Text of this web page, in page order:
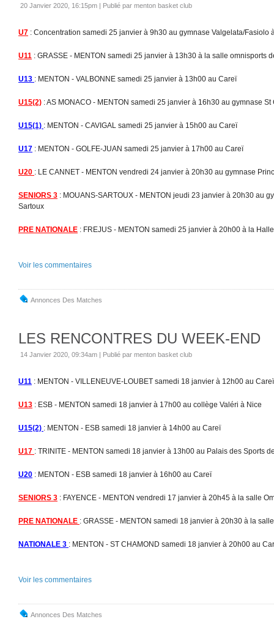
20 Janvier 2020, 16:15pm | Publié par menton basket club
U7 : Concentration samedi 25 janvier à 9h30 au gymnase Valgelata/Fasiolo
U11 : GRASSE - MENTON samedi 25 janvier à 13h30 à la salle omnisports
U13 : MENTON - VALBONNE samedi 25 janvier à 13h00 au Careï
U15(2) : AS MONACO - MENTON samedi 25 janvier à 16h30 au gymnase
U15(1) : MENTON - CAVIGAL samedi 25 janvier à 15h00 au Careï
U17 : MENTON - GOLFE-JUAN samedi 25 janvier à 17h00 au Careï
U20 : LE CANNET - MENTON vendredi 24 janvier à 20h30 au gymnase
SENIORS 3 : MOUANS-SARTOUX - MENTON jeudi 23 janvier à 20h30 au
Sartoux
PRE NATIONALE : FREJUS - MENTON samedi 25 janvier à 20h00 à la
Voir les commentaires
Annonces Des Matches
LES RENCONTRES DU WEEK-END
14 Janvier 2020, 09:34am | Publié par menton basket club
U11 : MENTON - VILLENEUVE-LOUBET samedi 18 janvier à 12h00 au Careï
U13 : ESB - MENTON samedi 18 janvier à 17h00 au collège Valéri à Nice
U15(2) : MENTON - ESB samedi 18 janvier à 14h00 au Careï
U17 : TRINITE - MENTON samedi 18 janvier à 13h00 au Palais des Sports
U20 : MENTON - ESB samedi 18 janvier à 16h00 au Careï
SENIORS 3 : FAYENCE - MENTON vendredi 17 janvier à 20h45 à la salle
PRE NATIONALE : GRASSE - MENTON samedi 18 janvier à 20h30 à la
NATIONALE 3 : MENTON - ST CHAMOND samedi 18 janvier à 20h00 au
Voir les commentaires
Annonces Des Matches